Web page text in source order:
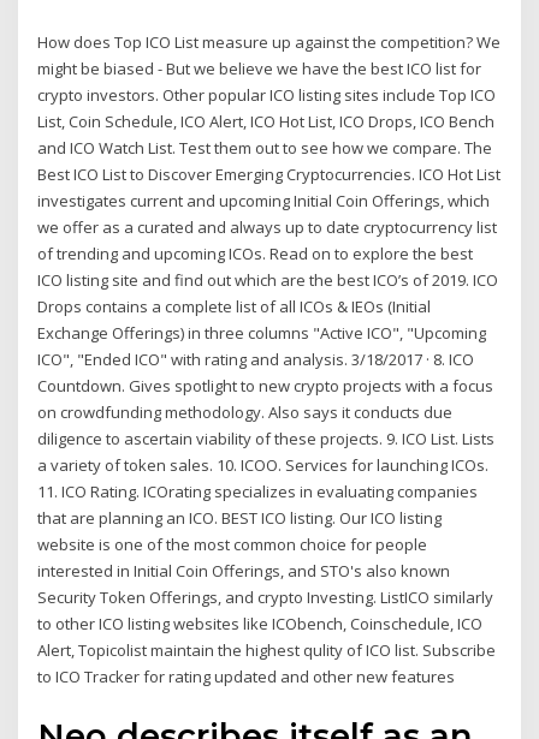
How does Top ICO List measure up against the competition? We
might be biased - But we believe we have the best ICO list for
crypto investors. Other popular ICO listing sites include Top ICO
List, Coin Schedule, ICO Alert, ICO Hot List, ICO Drops, ICO Bench
and ICO Watch List. Test them out to see how we compare. The
Best ICO List to Discover Emerging Cryptocurrencies. ICO Hot List
investigates current and upcoming Initial Coin Offerings, which
we offer as a curated and always up to date cryptocurrency list
of trending and upcoming ICOs. Read on to explore the best
ICO listing site and find out which are the best ICO’s of 2019. ICO
Drops contains a complete list of all ICOs & IEOs (Initial
Exchange Offerings) in three columns "Active ICO", "Upcoming
ICO", "Ended ICO" with rating and analysis. 3/18/2017 · 8. ICO
Countdown. Gives spotlight to new crypto projects with a focus
on crowdfunding methodology. Also says it conducts due
diligence to ascertain viability of these projects. 9. ICO List. Lists
a variety of token sales. 10. ICOO. Services for launching ICOs.
11. ICO Rating. ICOrating specializes in evaluating companies
that are planning an ICO. BEST ICO listing. Our ICO listing
website is one of the most common choice for people
interested in Initial Coin Offerings, and STO's also known
Security Token Offerings, and crypto Investing. ListICO similarly
to other ICO listing websites like ICObench, Coinschedule, ICO
Alert, Topicolist maintain the highest qulity of ICO list. Subscribe
to ICO Tracker for rating updated and other new features